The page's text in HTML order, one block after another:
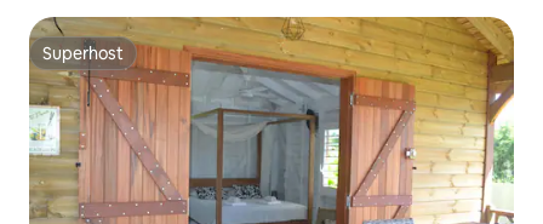
Superhost
Superhost